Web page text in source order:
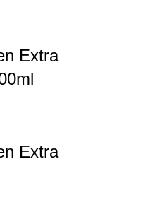
Extra
Extra